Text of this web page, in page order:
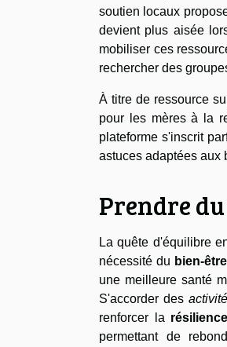
soutien locaux
devient plus aisée
mobiliser ces
rechercher des
À titre de ressource
pour les mères à la
plateforme s'inscrit
astuces adaptées aux
Prendre
La quête d'équilibre
nécessité du bien-
une meilleure santé
S'accorder des
renforcer la
permettant de